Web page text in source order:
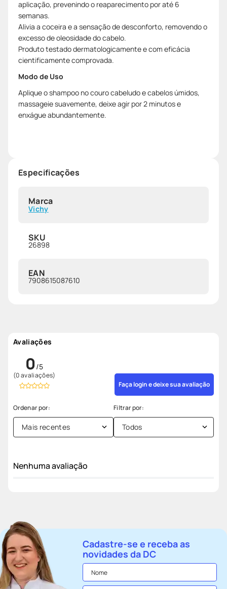
aplicação, prevenindo o reaparecimento por até 6
semanas.
Alivia a coceira e a sensação de desconforto, removendo o
excesso de oleosidade do cabelo.
Produto testado dermatologicamente e com eficácia
cientificamente comprovada.
Modo de Uso
Aplique o shampoo no couro cabeludo e cabelos úmidos,
massageie suavemente, deixe agir por 2 minutos e
enxágue abundantemente.
Especificações
Marca
Vichy
SKU
26898
EAN
7908615087610
Avaliações
0
(0 avaliações)
Faça login e deixe sua avaliação
Mais recentes Todos
Nenhuma avaliação
Cadastre-se e receba as
novidades da DC